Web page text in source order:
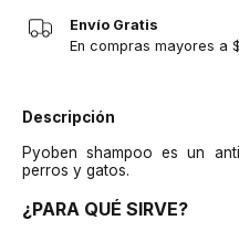
Envío Gratis
En compras mayores a
Descripción
Pyoben shampoo es un
perros y gatos.
¿PARA QUÉ SIRVE?